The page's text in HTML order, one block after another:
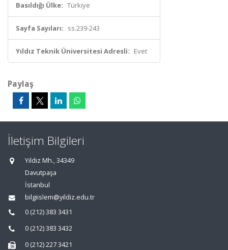
Basıldığı Ülke: Türkiye
Sayfa Sayıları: ss.239-243
Yıldız Teknik Üniversitesi Adresli: Evet
Paylaş
İletişim Bilgileri
Yıldız Mh., 34349
Davutpaşa
İstanbul
bilgiislem@yildiz.edu.tr
0 (212) 383 3431
0 (212) 383 3432
0 (212) 227 3421